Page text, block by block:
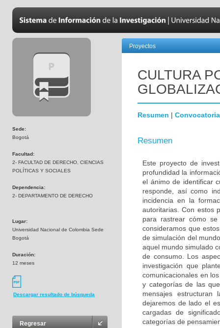
Sede:
Bogotá
Facultad:
2- FACULTAD DE DERECHO, CIENCIAS
POLÍTICAS Y SOCIALES
Dependencia:
2- DEPARTAMENTO DE DERECHO
Lugar:
Universidad Nacional de Colombia Sede
Bogotá
Duración:
12 meses
Descargar resultado de búsqueda
Regresar
Proyectos
CULTURA
Resumen | Convocatoria
Resumen
Este proyecto de
profundidad la
el ánimo de identificar
responde, así como
incidencia en la
autoritarias. Con estos
para rastrear cómo
consideramos que
de simulación del
aquel mundo simulado
de consumo. Los
investigación que
comunicacionales en
y categorías de las
mensajes
dejaremos de lado el
cargadas de
categorías de